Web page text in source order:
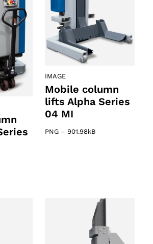
IMAGE
Mobile column
lifts Alpha Series
04 MI
PNG – 901.98kB